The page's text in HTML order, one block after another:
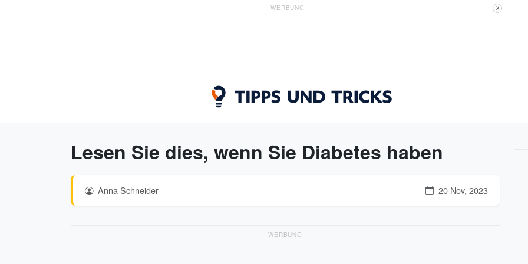
WERBUNG X
Lesen Sie dies, wenn Sie Diabetes haben
Anna Schneider 20 Nov, 2023
WERBUNG